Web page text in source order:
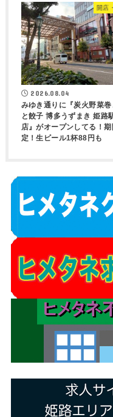
開店
2026.08.04
みゆき通りに『炭火野菜巻
と餃子 博多うずまき 姫路
店』がオープンしてる！期
定！生ビール1杯88円も